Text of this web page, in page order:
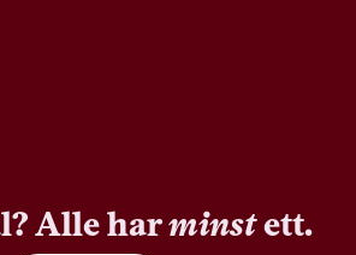
Alle harminstett.